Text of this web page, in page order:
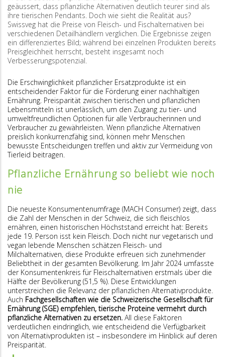
geäussert, dass pflanzliche Alternativen deutlich teurer sind als
ihre tierischen Pendants. Doch wie sieht die Realität aus?
Swissveg hat die Preise von Fleisch- und Fischalternativen bei
verschiedenen Detailhändlern verglichen. Die Ergebnisse zeigen
ein differenziertes Bild; während bei einzelnen Produkten bereits
Preisgleichheit herrscht, besteht insgesamt noch
Verbesserungspotenzial.
Die Erschwinglichkeit pflanzlicher Ersatzprodukte ist ein
entscheidender Faktor für die Förderung einer nachhaltigen
Ernährung. Preisparität zwischen tierischen und pflanzlichen
Lebensmitteln ist unerlässlich, um den Zugang zu tier- und
umweltfreundlichen Optionen für alle Verbraucherinnen und
Verbraucher zu gewährleisten. Wenn pflanzliche Alternativen
preislich konkurrenzfähig sind, können mehr Menschen
bewusste Entscheidungen treffen und aktiv zur Vermeidung von
Tierleid beitragen.
Pflanzliche Ernährung so beliebt wie noch
nie
Die neueste Konsumentenumfrage (MACH Consumer) zeigt, dass
die Zahl der Menschen in der Schweiz, die sich fleischlos
ernähren, einen historischen Höchststand erreicht hat: Bereits
jede 19. Person isst kein Fleisch. Doch nicht nur vegetarisch und
vegan lebende Menschen schätzen Fleisch- und
Milchalternativen, diese Produkte erfreuen sich zunehmender
Beliebtheit in der gesamten Bevölkerung. Im Jahr 2024 umfasste
der Konsumentenkreis für Fleischalternativen erstmals über die
Hälfte der Bevölkerung (51,5 %). Diese Entwicklungen
unterstreichen die Relevanz der pflanzlichen Alternativprodukte.
Auch Fachgesellschaften wie die Schweizerische Gesellschaft für
Ernährung (SGE) empfehlen, tierische Proteine vermehrt durch
pflanzliche Alternativen zu ersetzen. All diese Faktoren
verdeutlichen eindringlich, wie entscheidend die Verfügbarkeit
von Alternativprodukten ist – insbesondere im Hinblick auf deren
Preisparität.